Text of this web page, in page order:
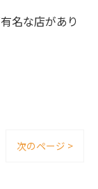
名な店があり
次のページ >